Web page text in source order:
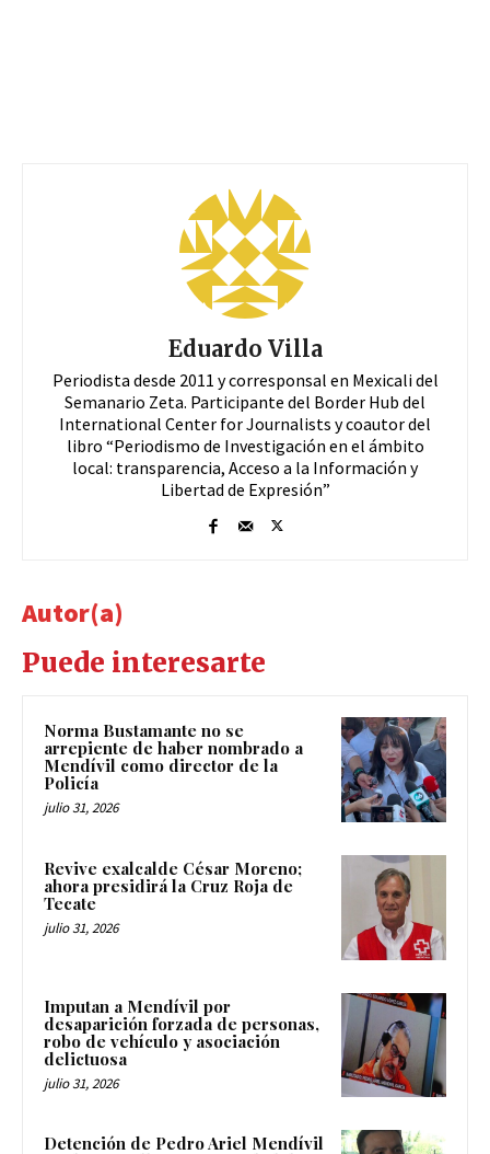
Eduardo Villa
Periodista desde 2011 y corresponsal en Mexicali del
Semanario Zeta. Participante del Border Hub del
International Center for Journalists y coautor del
libro “Periodismo de Investigación en el ámbito
local: transparencia, Acceso a la Información y
Libertad de Expresión”
Autor(a)
Puede interesarte
Norma Bustamante no se
arrepiente de haber nombrado a
Mendívil como director de la
Policía
julio 31, 2026
Revive exalcalde César Moreno;
ahora presidirá la Cruz Roja de
Tecate
julio 31, 2026
Imputan a Mendívil por
desaparición forzada de personas,
robo de vehículo y asociación
delictuosa
julio 31, 2026
Detención de Pedro Ariel Mendívil